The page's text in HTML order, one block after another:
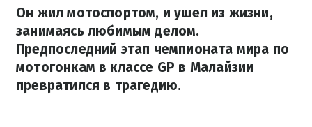
Он жил мотоспортом, и ушел из жизни,
занимаясь любимым делом.
Предпоследний этап чемпионата мира по
мотогонкам в классе GP в Малайзии
превратился в трагедию.